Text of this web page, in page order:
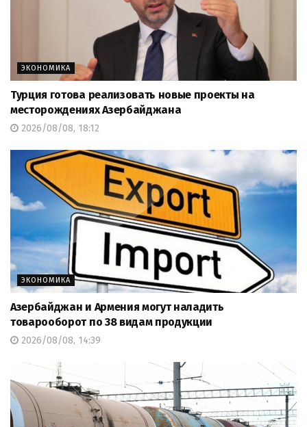
ЭКОНОМИКА
Турция готова реализовать новые проекты на
месторождениях Азербайджана
2026/08/08, 18:12
ЭКОНОМИКА
Азербайджан и Армения могут наладить
товарооборот по 38 видам продукции
2026/08/08, 14:39